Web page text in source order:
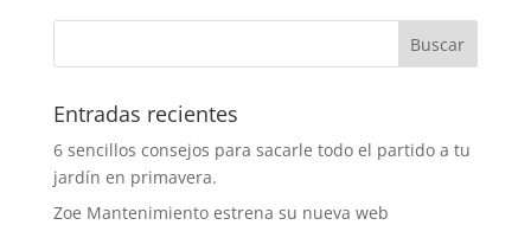
Entradas recientes
6 sencillos consejos para sacarle todo el partido a tu
jardín en primavera.
Zoe Mantenimiento estrena su nueva web